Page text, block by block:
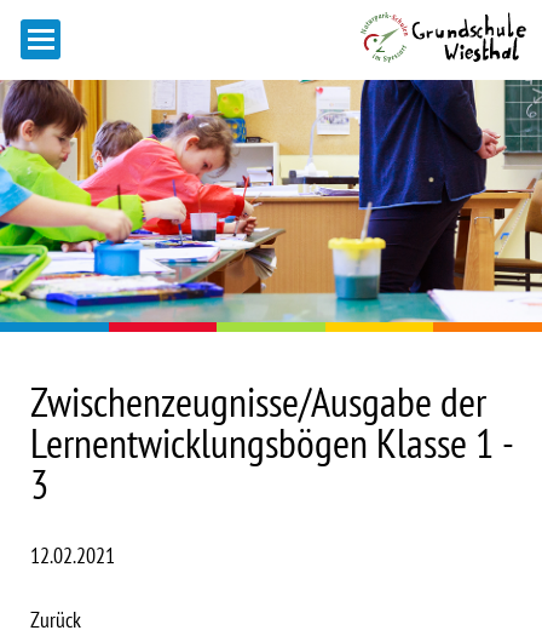
Zwischenzeugnisse/Ausgabe der
Lernentwicklungsbögen Klasse 1 -
3
12.02.2021
Zurück